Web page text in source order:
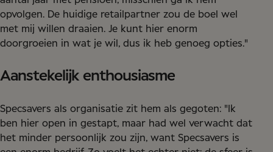
opvolgen. De huidige retailpartner zou de boel wel
met mij willen draaien. Je kunt hier enorm
doorgroeien in wat je wil, dus ik heb genoeg opties."
Aanstekelijk enthousiasme
Specsavers als organisatie zit hem als gegoten: "Ik
ben hier open in gestapt, maar had wel verwacht dat
het minder persoonlijk zou zijn, want Specsavers is